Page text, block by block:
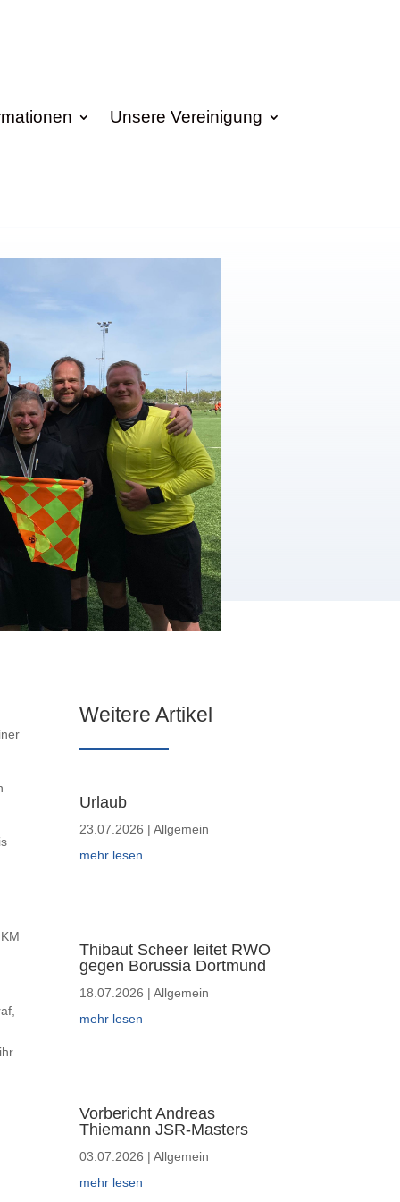
Unsere Vereinigung
Weitere Artikel
Urlaub
23.07.2026 |Allgemein
mehr lesen
Thibaut Scheer leitet RWO
gegen Borussia Dortmund
18.07.2026 |Allgemein
mehr lesen
Vorbericht Andreas
Thiemann JSR-Masters
03.07.2026 |Allgemein
mehr lesen